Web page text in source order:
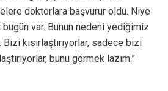
doktorlara başvurur oldu. Niye
var. Bunun nedeni yediğimiz
Bizi kısırlaştırıyorlar, sadece bizi
bunu görmek lazım.”